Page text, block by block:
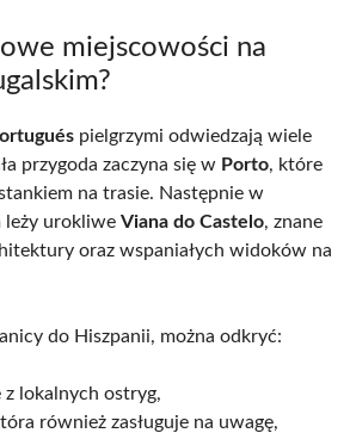
miejscowości na
pielgrzymi odwiedzają wiele
przygoda zaczyna się w Porto, które
na trasie. Następnie w
leży urokliwe Viana do Castelo, znane
oraz wspaniałych widoków na
do Hiszpanii, można odkryć:
z lokalnych ostryg,
również zasługuje na uwagę,